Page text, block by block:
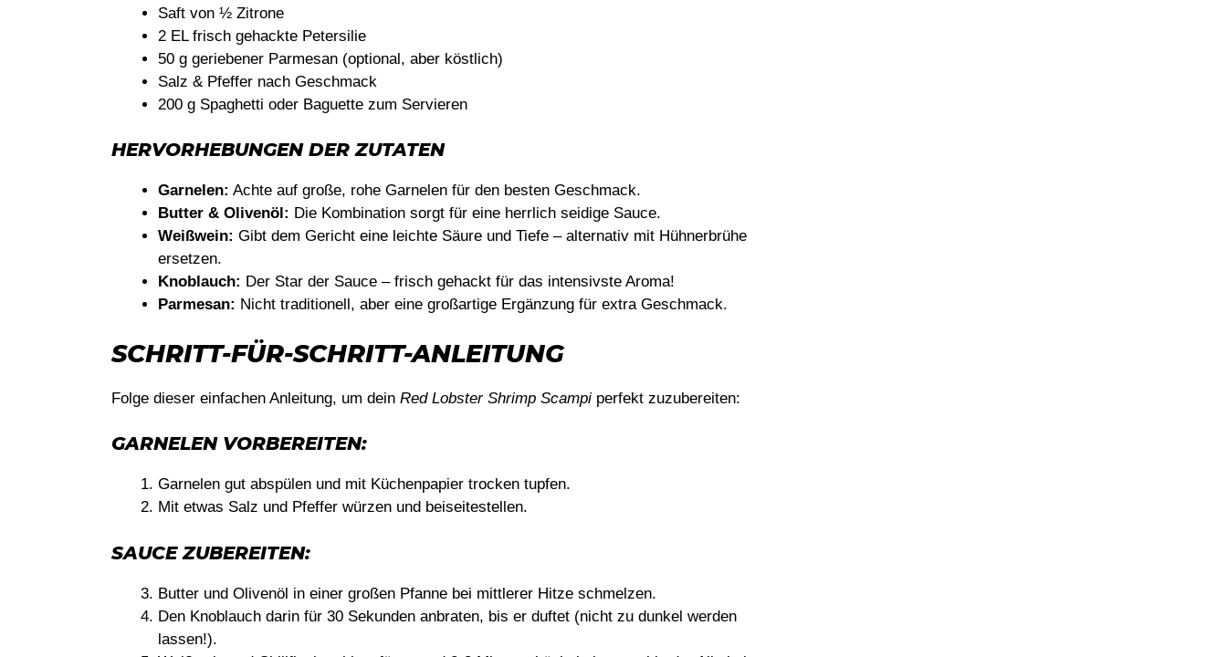
Saft von ½ Zitrone
2 EL frisch gehackte Petersilie
50 g geriebener Parmesan (optional, aber köstlich)
Salz & Pfeffer nach Geschmack
200 g Spaghetti oder Baguette zum Servieren
HERVORHEBUNGEN DER ZUTATEN
Garnelen: Achte auf große, rohe Garnelen für den besten Geschmack.
Butter & Olivenöl: Die Kombination sorgt für eine herrlich seidige Sauce.
Weißwein: Gibt dem Gericht eine leichte Säure und Tiefe – alternativ mit Hühnerbrühe
ersetzen.
Knoblauch: Der Star der Sauce – frisch gehackt für das intensivste Aroma!
Parmesan: Nicht traditionell, aber eine großartige Ergänzung für extra Geschmack.
SCHRITT-FÜR-SCHRITT-ANLEITUNG
Folge dieser einfachen Anleitung, um dein Red Lobster Shrimp Scampi perfekt zuzubereiten:
GARNELEN VORBEREITEN:
Garnelen gut abspülen und mit Küchenpapier trocken tupfen.
Mit etwas Salz und Pfeffer würzen und beiseitestellen.
SAUCE ZUBEREITEN:
Butter und Olivenöl in einer großen Pfanne bei mittlerer Hitze schmelzen.
Den Knoblauch darin für 30 Sekunden anbraten, bis er duftet (nicht zu dunkel werden
lassen!).